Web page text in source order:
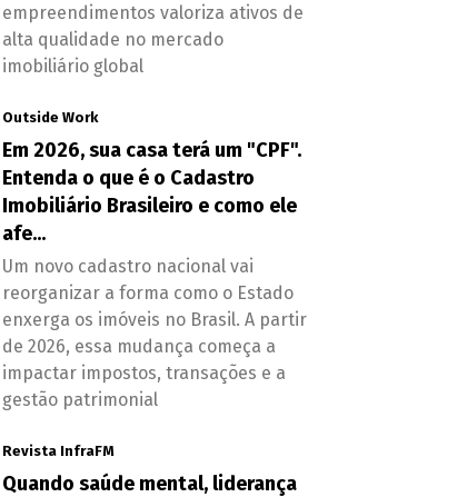
empreendimentos valoriza ativos de
alta qualidade no mercado
imobiliário global
Outside Work
Em 2026, sua casa terá um "CPF".
Entenda o que é o Cadastro
Imobiliário Brasileiro e como ele
afe...
Um novo cadastro nacional vai
reorganizar a forma como o Estado
enxerga os imóveis no Brasil. A partir
de 2026, essa mudança começa a
impactar impostos, transações e a
gestão patrimonial
Revista InfraFM
Quando saúde mental, liderança